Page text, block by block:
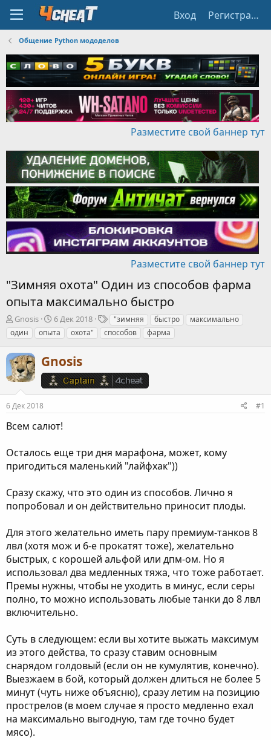
Вход Регистрация
Общение Python мододелов
Разместите свой баннер тут
Разместите свой баннер тут
"Зимняя охота" Один из способов фарма
опыта максимально быстро
А
в
т
о
р
т
е
м
ы
Gnosis
Д
а
т
н
а
ч
а
6 Дек 2018
Т
е
г
"зимняя быстро
максимально
один
опыта охота" способов фарма
Gnosis
6 Дек 2018 #1
Всем салют!
Осталось еще три дня марафона, может, кому
пригодиться маленький "лайфхак"))
Сразу скажу, что это один из способов. Лично я
попробовал и он действительно приносит плоды.
Для этого желательно иметь пару премиум-танков 8
лвл (хотя мож и 6-е прокатят тоже), желательно
быстрых, с корошей альфой или дпм-ом. Но я
использовал два медленных тяжа, что тоже работает.
Премы нужны, чтобы не уходить в минус, если серы
полно, то можно использовать любые танки до 8 лвл
включительно.
Суть в следующем: если вы хотите выжать максимум
из этого действа, то сразу ставим основным
снарядом голдовый (если он не кумулятив, конечно).
Выезжаем в бой, который должен длиться не более 5
минут (чуть ниже объясню), сразу летим на позицию
прострелов (в моем случае я просто медленно ехал
на максимально выгодную, там где точно будет
мясо).